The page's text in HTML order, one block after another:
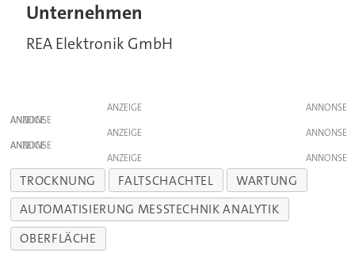
Unternehmen
REA Elektronik GmbH
ANZEIGE
ANZEIGE
ANZEIGE
ANZEIGE
ANZEIGE
TROCKNUNG FALTSCHACHTEL
WARTUNG
AUTOMATISIERUNG MESSTECHNIK ANALYTIK
OBERFLÄCHE